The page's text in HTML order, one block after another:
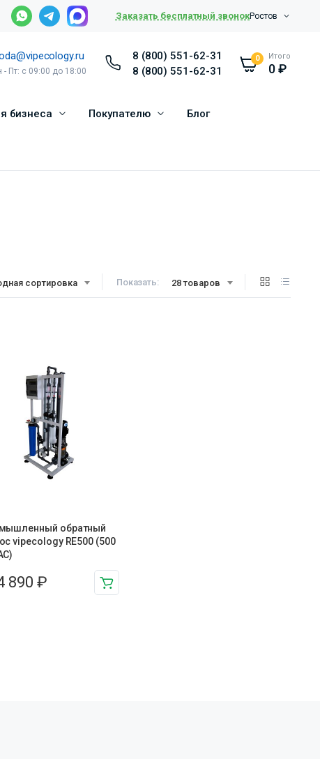
Заказать бесплатный звонокРостов
- Пт: с 09:00 до 18:00
8 (800) 551-62-31
8 (800) 551-62-31
0 Итого
0₽
бизнеса Покупателю Блог
сортировка Показать: 28 товаров
обратный
vipecology RE500 (500
890 ₽